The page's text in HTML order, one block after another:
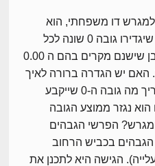
גובה 0 הנקבע למגרש דו משפחתי, הוא
אחיד לכל המגרש? או שייתכן שיגדירו גובה 0 שונה לכל
אחת מ-2 היח"ד בשטח? כמובן שישנם מקרים בהם ה 0.00
שונה בכל אחד מחלקי הדו. 2. האם יש הגדרה ברורה לאיך
קובעים גובה 0 כך שנוכל להעריך מה גובה ה-0 שייקבע
נגזר ממוצע הגובה
הפרשי הגבהים
בכביש הרחוב
הגישה היא לתכנן את